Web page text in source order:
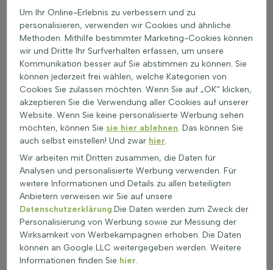
Blütensträuchern
Besonders als Hecke wirkt ein Fagus sylvatica Stammbusch
sehr dicht und elegant
Große Zierwerte durch glänzendes grünes Laub, intensive
Herbstfärbung und die dichte, geschlossene Krone
So bringt Rot-Buche (Fagus sylvatica) als Stammform klare
Linien und dauerhafte Struktur in jeden Garten.
Um Ihr Online-Erlebnis zu verbessern und zu
personalisieren, verwenden wir Cookies und ähnliche
Methoden. Mithilfe bestimmter Marketing-Cookies können
wir und Dritte Ihr Surfverhalten erfassen, um unsere
Kommunikation besser auf Sie abstimmen zu können. Sie
können jederzeit frei wählen, welche Kategorien von
Cookies Sie zulassen möchten. Wenn Sie auf „OK“ klicken,
akzeptieren Sie die Verwendung aller Cookies auf unserer
Website. Wenn Sie keine personalisierte Werbung sehen
möchten, können Sie sie hier ablehnen. Das können Sie
auch selbst einstellen! Und zwar hier.
Wir arbeiten mit Dritten zusammen, die Daten für
Analysen und personalisierte Werbung verwenden. Für
weitere Informationen und Details zu allen beteiligten
Anbietern verweisen wir Sie auf unsere
Datenschutzerklärung.Die Daten werden zum Zweck der
Personalisierung von Werbung sowie zur Messung der
Wirksamkeit von Werbekampagnen erhoben. Die Daten
können an Google LLC weitergegeben werden. Weitere
Informationen finden Sie hier.